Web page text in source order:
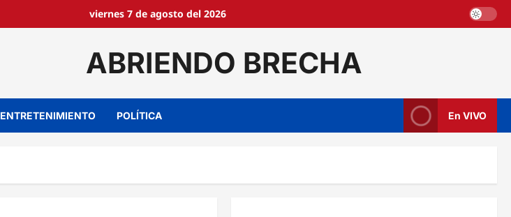
viernes 7 de agosto del 2026
ABRIENDO BRECHA
ENTRETENIMIENTO POLÍTICA En VIVO